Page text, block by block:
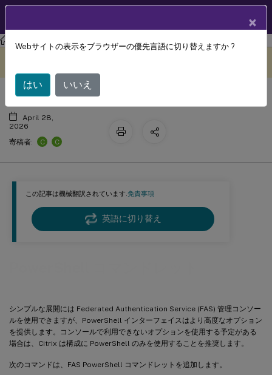
フェデレーション認証サービス フェデレーション認証サービス
この記事は機械翻訳されています.免責事項
英語に切り替え
シンプルな展開には Federated Authentication Service (FAS) 管理コンソー
ルを使用できますが、PowerShell インターフェイスはより高度なオプション
を提供します。コンソールで利用できないオプションを使用する予定がある
場合は、Citrix は構成に PowerShell のみを使用することを推奨します。
次のコマンドは、FAS PowerShell コマンドレットを追加します。
PowerShell コマンドレット
April 28,
2026
寄稿者:
C C
×
Webサイトの表示をブラウザーの優先言語に切り替えますか ?
はい いいえ